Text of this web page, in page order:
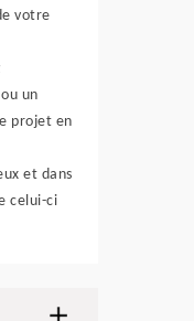
votre
un
projet en
et dans
celui-ci